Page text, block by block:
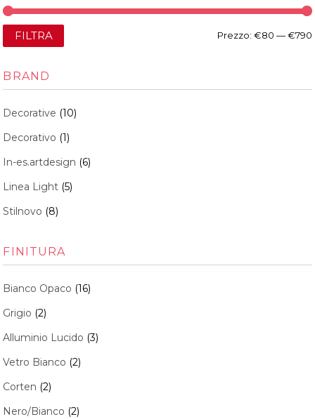
FILTRA Prezzo: €80 —€790
BRAND
Decorative (10)
Decorativo (1)
In-es.artdesign (6)
Linea Light (5)
Stilnovo (8)
FINITURA
Bianco Opaco (16)
Grigio (2)
Alluminio Lucido (3)
Vetro Bianco (2)
Corten (2)
Nero/Bianco (2)